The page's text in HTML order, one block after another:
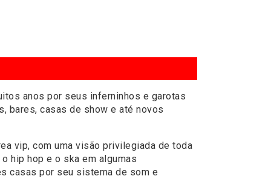
anos por seus inferninhos e garotas
bares, casas de show e até novos
vip, com uma visão privilegiada de toda
hip hop e o ska em algumas
casas por seu sistema de som e